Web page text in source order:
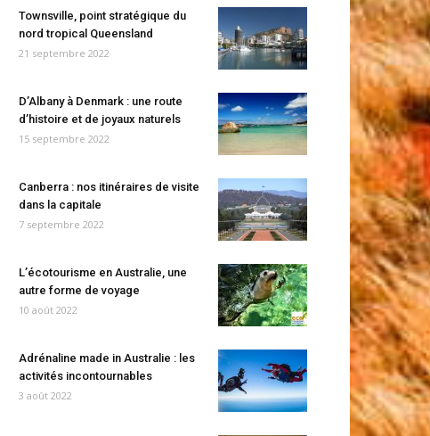
Townsville, point stratégique du
nord tropical Queensland
21 septembre 2022
D’Albany à Denmark : une route
d’histoire et de joyaux naturels
15 septembre 2022
Canberra : nos itinéraires de visite
dans la capitale
7 septembre 2022
L’écotourisme en Australie, une
autre forme de voyage
10 août 2022
Adrénaline made in Australie : les
activités incontournables
3 août 2022